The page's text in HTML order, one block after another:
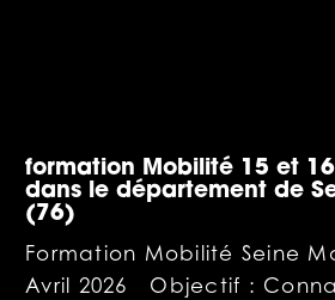
formation Mobilité 15 et
dans le département de
(76)
Formation Mobilité Seine
Avril 2026 Objectif :